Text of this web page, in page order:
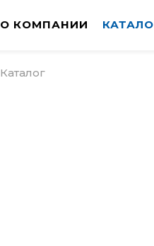
О КОМПАНИИ
Каталог